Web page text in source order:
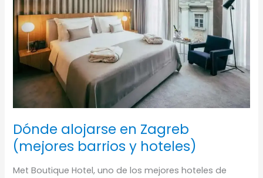
Dónde alojarse en Zagreb
(mejores barrios y hoteles)
Met Boutique Hotel, uno de los mejores hoteles de